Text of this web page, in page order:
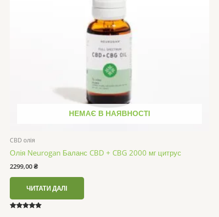
НЕМАЄ В НАЯВНОСТІ
CBD олія
Олія Neurogan Баланс CBD + CBG 2000 мг цитрус
2299,00₴
ЧИТАТИ ДАЛІ